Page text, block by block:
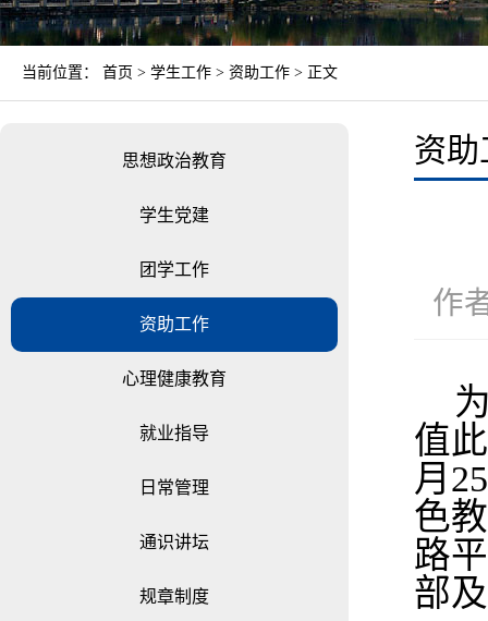
当前位置： 首页 > 学生工作 > 资助工作 > 正文
思想政治教育
学生党建
团学工作
资助工作
心理健康教育
就业指导
日常管理
通识讲坛
规章制度
资助
作
值
月
色
路
部